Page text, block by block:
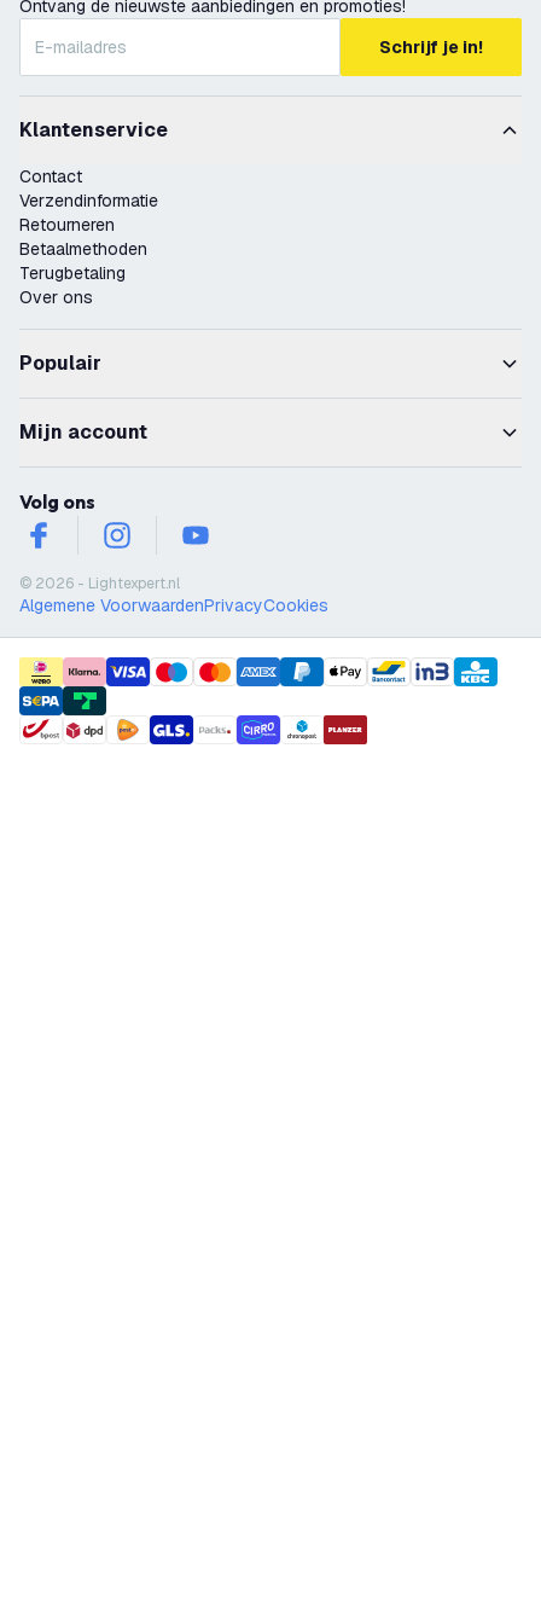
Ontvang de nieuwste aanbiedingen en promoties!
Schrijf je in!
Klantenservice
Contact
Verzendinformatie
Retourneren
Betaalmethoden
Terugbetaling
Over ons
Populair
Mijn account
Volg ons
facebookinstagramyoutube
© 2026 - Lightexpert.nl
Algemene VoorwaardenPrivacyCookies
payment methods
shipment methods